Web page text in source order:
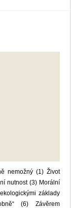
nemožný (1) Život
nutnost (3) Morální
základy
(6) Závěrem